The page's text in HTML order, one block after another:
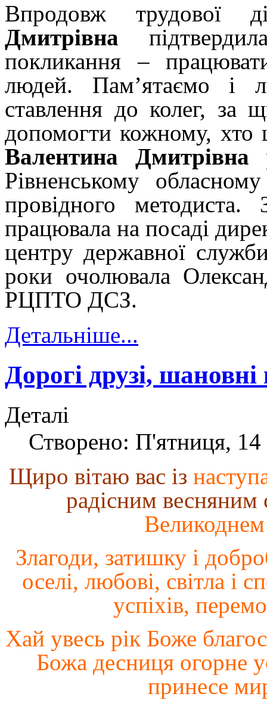
Впродовж трудової
Дмитрівна
покликання –
людей. Пам’ятаємо і
ставлення до колег, за
допомогти кожному, хто
Валентина Дмитрівна
Рівненському
провідного
працювала на посаді
центру державної
роки очолювала
РЦПТО ДСЗ.
Детальніше...
Дорогі друзі, шановні
Деталі
Створено: П'ятниця, 14
Щиро вітаю вас із
радісним
Великоднем
Злагоди, затишку і
оселі, любові, світла і
успіхів,
Хай увесь рік Боже
Божа десниця огорне
принесе